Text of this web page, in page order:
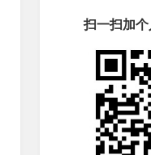
扫一扫加